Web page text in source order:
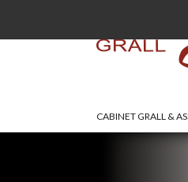
CABINET GRALL &